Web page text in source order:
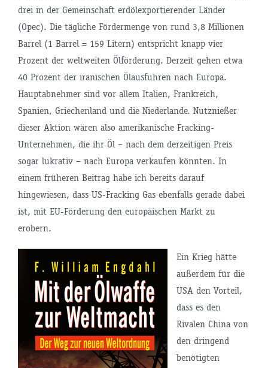
drei in der Gemeinschaft erdölexportierender Länder
(Opec). Die tägliche Fördermenge von rund 3,8 Millionen
Barrel (1 Barrel = 159 Litern) entspricht knapp vier
Prozent der weltweiten Ölförderung. Derzeit gehen etwa
40 Prozent der iranischen Ölausfuhren nach Europa.
Hauptabnehmer sind vor allem Italien, Frankreich,
Spanien, Griechenland und die Niederlande. Nutznießer
dieser Aktion wären also amerikanische Fracking-
Unternehmen, die ihr Öl – nach dem derzeitigen Preis
sogar lukrativ – nach Europa verkaufen könnten. In
einem früheren Beitrag habe ich bereits darauf
hingewiesen, dass US-Fracking Gas ebenfalls gerade dabei
ist, mit EU-Förderung den europäischen Markt zu
erobern.
Ein Krieg hätte
außerdem für die
USA den Vorteil,
dass es den
Rivalen China von
den dringend
benötigten